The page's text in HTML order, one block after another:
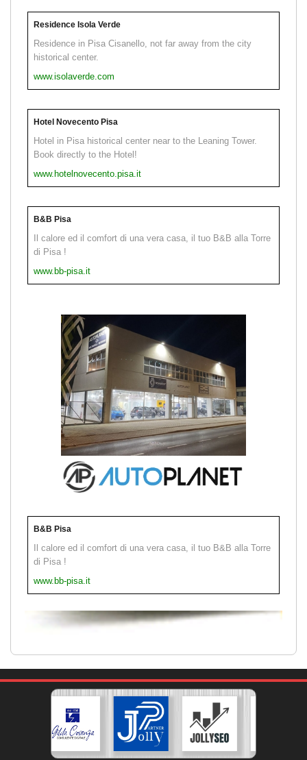
Residence Isola Verde
Residence in Pisa Cisanello, not far away from the city
historical center.
www.isolaverde.com
Hotel Novecento Pisa
Hotel in Pisa historical center near to the Leaning Tower.
Book directly to the Hotel!
www.hotelnovecento.pisa.it
B&B Pisa
Il calore ed il comfort di una vera casa, il tuo B&B alla Torre
di Pisa !
www.bb-pisa.it
B&B Pisa
Il calore ed il comfort di una vera casa, il tuo B&B alla Torre
di Pisa !
www.bb-pisa.it